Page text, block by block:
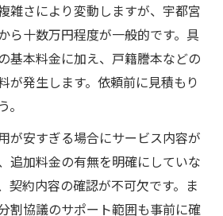
雑さにより変動しますが、宇都宮
ら十数万円程度が一般的です。具
基本料金に加え、戸籍謄本などの
が発生します。依頼前に見積もり
が安すぎる場合にサービス内容が
追加料金の有無を明確にしていな
契約内容の確認が不可欠です。ま
割協議のサポート範囲も事前に確